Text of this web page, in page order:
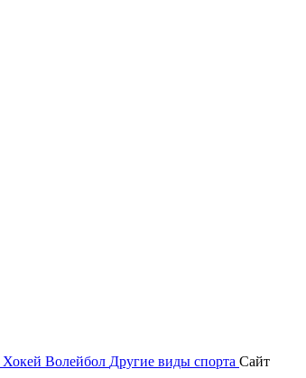
Хокей Волейбол Другие виды спорта Сайт